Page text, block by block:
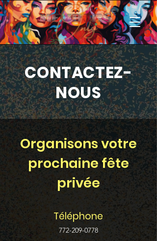
CONTACTEZ-
NOUS
Organisons votre
prochaine fête
privée
Téléphone
772-209-0778